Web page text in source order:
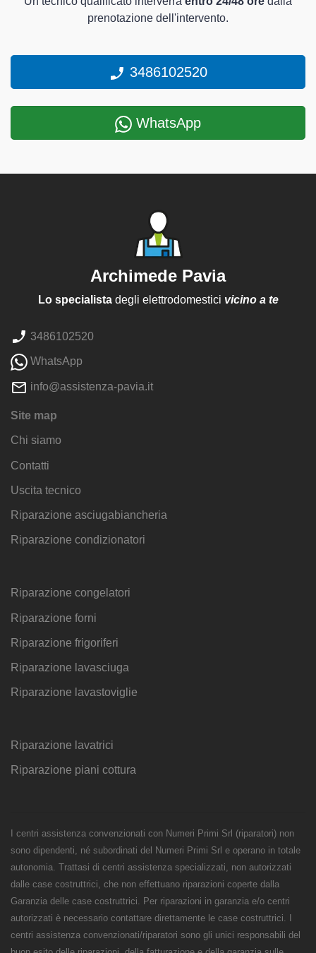
prenotazione dell'intervento.
3486102520
WhatsApp
Archimede Pavia
Lo specialistadegli elettrodomestici vicino a te
3486102520
WhatsApp
info@assistenza-pavia.it
Site map
Chi siamo
Contatti
Uscita tecnico
Riparazione asciugabiancheria
Riparazione condizionatori
Riparazione congelatori
Riparazione forni
Riparazione frigoriferi
Riparazione lavasciuga
Riparazione lavastoviglie
Riparazione lavatrici
Riparazione piani cottura
I centri assistenza convenzionati con Numeri Primi Srl (riparatori) non
sono dipendenti, né subordinati del Numeri Primi Srl e operano in totale
autonomia. Trattasi di centri assistenza specializzati, non autorizzati
dalle case costruttrici, che non effettuano riparazioni coperte dalla
Garanzia delle case costruttrici. Per riparazioni in garanzia e/o centri
autorizzati è necessario contattare direttamente le case costruttrici. I
centri assistenza convenzionati/riparatori sono gli unici responsabili del